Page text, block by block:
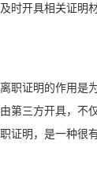
时开具相关证明
职证明的作用是
第三方开具，不
证明，是一种很